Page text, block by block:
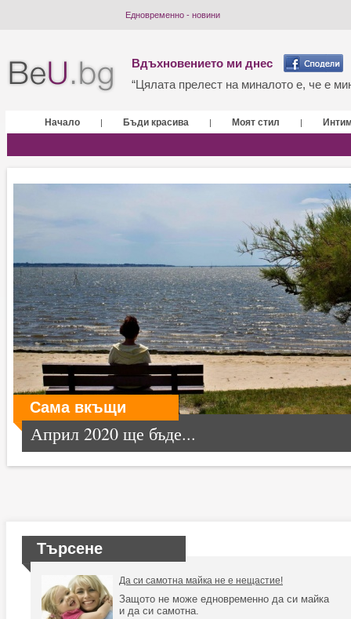
Едновременно - новини
Вдъхновението ми днес
“Цялата прелест на миналото е, че е
Начало | Бъди красива | Моят стил |
Сама вкъщи
Април 2020 ще бъде...
Търсене
Да си самотна майка не е нещастие!
Защото не може едновременно да си майка
и да си самотна.